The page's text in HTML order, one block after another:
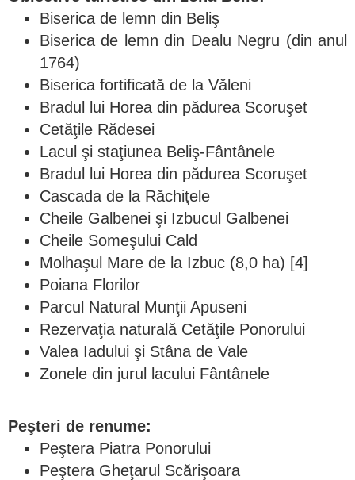
Biserica de lemn din Beliş
Biserica de lemn din Dealu Negru (din anul
1764)
Biserica fortificată de la Văleni
Bradul lui Horea din pădurea Scoruşet
Cetăţile Rădesei
Lacul şi staţiunea Beliş-Fântânele
Bradul lui Horea din pădurea Scoruşet
Cascada de la Răchiţele
Cheile Galbenei şi Izbucul Galbenei
Cheile Someşului Cald
Molhaşul Mare de la Izbuc (8,0 ha) [4]
Poiana Florilor
Parcul Natural Munţii Apuseni
Rezervaţia naturală Cetăţile Ponorului
Valea Iadului şi Stâna de Vale
Zonele din jurul lacului Fântânele
Peşteri de renume:
Peştera Piatra Ponorului
Peştera Gheţarul Scărişoara